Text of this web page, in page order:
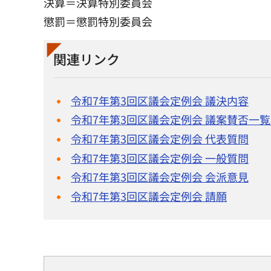
懲罰＝懲罰特別委員会
関連リンク
令和7年第3回区議会定例会 議決内容
令和7年第3回区議会定例会 議案賛否一
令和7年第3回区議会定例会 代表質問
令和7年第3回区議会定例会 一般質問
令和7年第3回区議会定例会 会派意見
令和7年第3回区議会定例会 請願